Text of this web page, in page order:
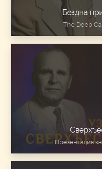
Бездна
The Deep
Презентация